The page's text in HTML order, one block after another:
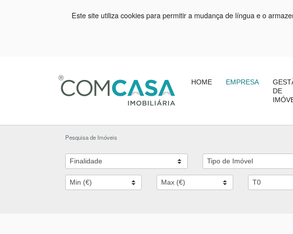
Este site utiliza cookies para permitir a mudança de língua e o
HOME EMPRESA
DE
Pesquisa de Imóveis